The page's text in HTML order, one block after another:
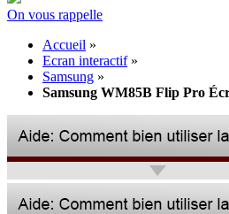
On vous rappelle
Accueil »
Ecran interactif »
Samsung »
Samsung WM85B Flip Pro